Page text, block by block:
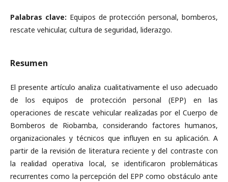
Palabras clave: Equipos de protección personal, bomberos,
rescate vehicular, cultura de seguridad, liderazgo.
Resumen
El presente artículo analiza cualitativamente el uso adecuado
de los equipos de protección personal (EPP) en las
operaciones de rescate vehicular realizadas por el Cuerpo de
Bomberos de Riobamba, considerando factores humanos,
organizacionales y técnicos que influyen en su aplicación. A
partir de la revisión de literatura reciente y del contraste con
la realidad operativa local, se identificaron problemáticas
recurrentes como la percepción del EPP como obstáculo ante